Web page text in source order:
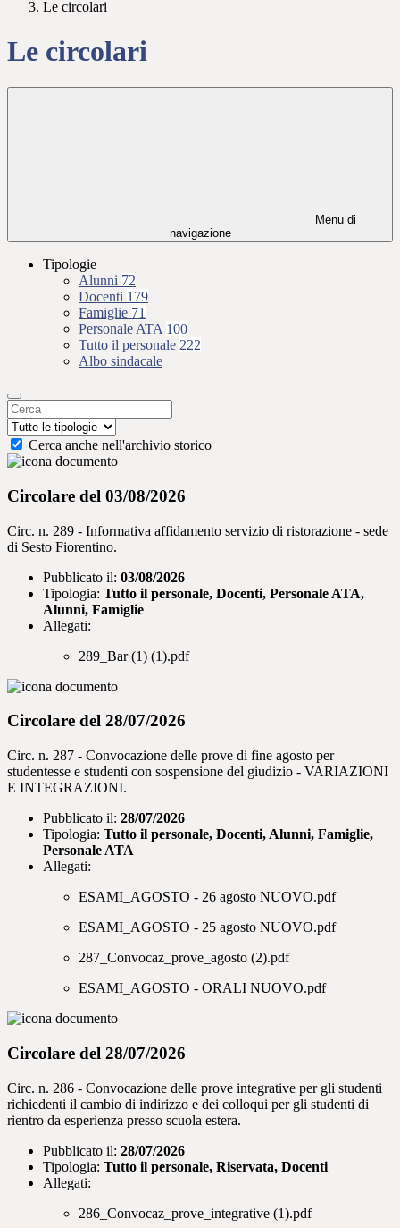
Le circolari
Le circolari
Menu di
navigazione
Tipologie
Alunni 72
Docenti 179
Famiglie 71
Personale ATA 100
Tutto il personale 222
Albo sindacale
Cerca anche nell'archivio storico
Circolare del 03/08/2026
Circ. n. 289 - Informativa affidamento servizio di ristorazione - sede
di Sesto Fiorentino.
Pubblicato il: 03/08/2026
Tipologia: Tutto il personale, Docenti, Personale ATA,
Alunni, Famiglie
Allegati:
289_Bar (1) (1).pdf
Circolare del 28/07/2026
Circ. n. 287 - Convocazione delle prove di fine agosto per
studentesse e studenti con sospensione del giudizio - VARIAZIONI
E INTEGRAZIONI.
Pubblicato il: 28/07/2026
Tipologia: Tutto il personale, Docenti, Alunni, Famiglie,
Personale ATA
Allegati:
ESAMI_AGOSTO - 26 agosto NUOVO.pdf
ESAMI_AGOSTO - 25 agosto NUOVO.pdf
287_Convocaz_prove_agosto (2).pdf
ESAMI_AGOSTO - ORALI NUOVO.pdf
Circolare del 28/07/2026
Circ. n. 286 - Convocazione delle prove integrative per gli studenti
richiedenti il cambio di indirizzo e dei colloqui per gli studenti di
rientro da esperienza presso scuola estera.
Pubblicato il: 28/07/2026
Tipologia: Tutto il personale, Riservata, Docenti
Allegati:
286_Convocaz_prove_integrative (1).pdf